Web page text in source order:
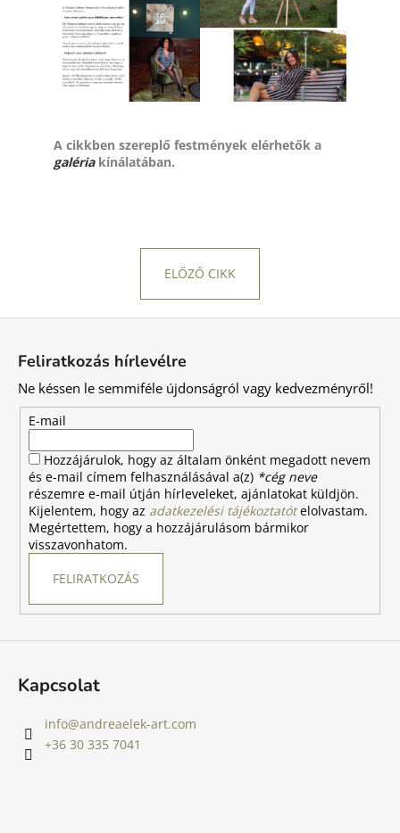
A cikkben szereplő festmények elérhetők a
galériakínálatában.
ELŐZŐ CIKK
Feliratkozás hírlevélre
Ne késsen le semmiféle újdonságról vagy kedvezményről!
E-mail
Hozzájárulok, hogy az általam önként megadott nevem
és e-mail címem felhasználásával a(z) *cég neve
részemre e-mail útján hírleveleket, ajánlatokat küldjön.
Kijelentem, hogy az adatkezelési tájékoztatót elolvastam.
Megértettem, hogy a hozzájárulásom bármikor
visszavonhatom.
FELIRATKOZÁS
Kapcsolat
info@andreaelek-art.com
+36 30 335 7041